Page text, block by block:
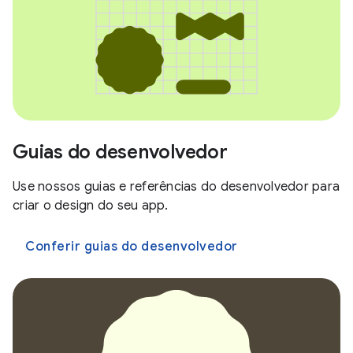
Guias do desenvolvedor
Use nossos guias e referências do desenvolvedor para
criar o design do seu app.
Conferir guias do desenvolvedor